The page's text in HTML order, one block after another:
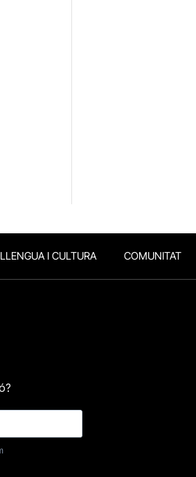
LLENGUA I CULTURA COMUNITAT